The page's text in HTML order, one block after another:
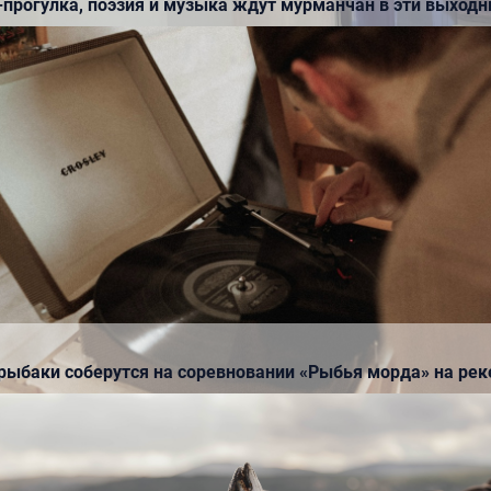
Мурманской области
грант в рамках
конкурса
НОВОСТИ
Юные творческие
приглашают к участию в
фестивале «Театральные
соберутся на соревновании «Рыбья морда» на